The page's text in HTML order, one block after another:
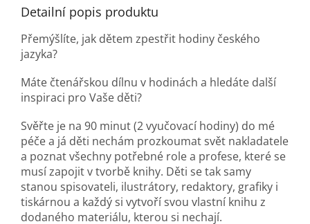
Detailní popis produktu
Přemýšlíte, jak dětem zpestřit hodiny českého
jazyka?
Máte čtenářskou dílnu v hodinách a hledáte další
inspiraci pro Vaše děti?
Svěřte je na 90 minut (2 vyučovací hodiny) do mé
péče a já děti nechám prozkoumat svět nakladatele
a poznat všechny potřebné role a profese, které se
musí zapojit v tvorbě knihy. Děti se tak samy
stanou spisovateli, ilustrátory, redaktory, grafiky i
tiskárnou a každý si vytvoří svou vlastní knihu z
dodaného materiálu, kterou si nechají.